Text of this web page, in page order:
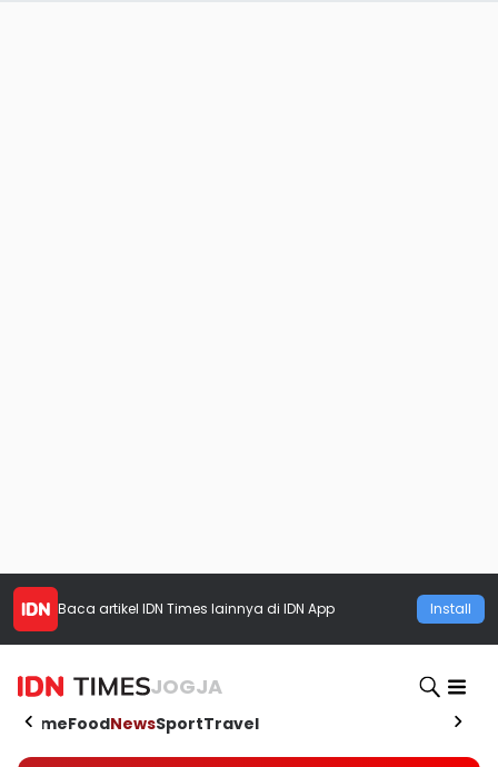
Baca artikel IDN Times lainnya di IDN App Install
JOGJA
HomeFoodNewsSportTravel